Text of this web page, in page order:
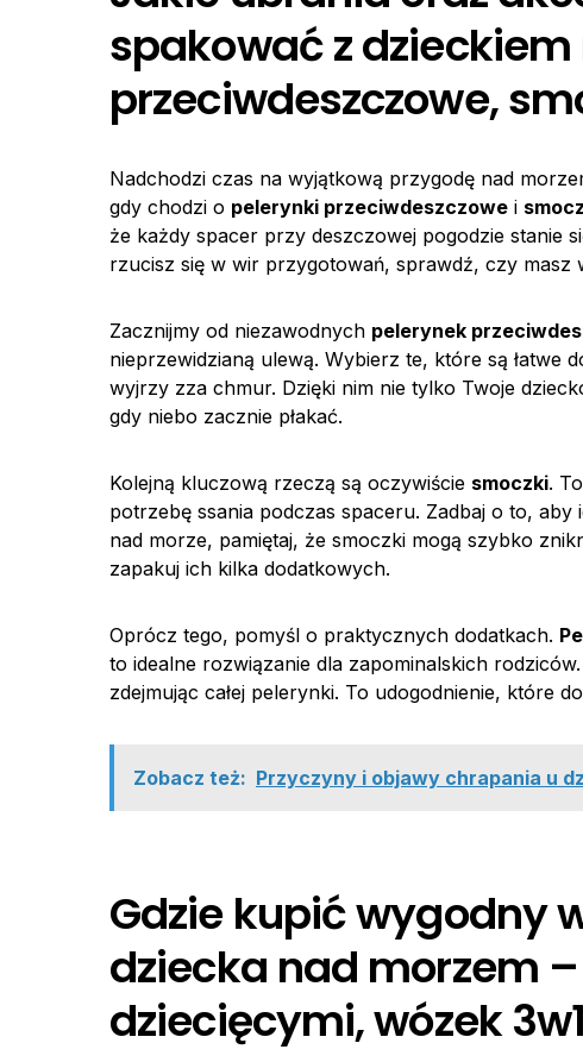
spakować z
przeciwdeszczowe,
Nadchodzi czas na wyjątkową przygodę nad
gdy chodzi o pelerynki przeciwdeszczowe i
że każdy spacer przy deszczowej pogodzie stanie
rzucisz się w wir przygotowań, sprawdź, czy masz
Zacznijmy od niezawodnych pelerynek
nieprzewidzianą ulewą. Wybierz te, które są łatwe
wyjrzy zza chmur. Dzięki nim nie tylko Twoje
gdy niebo zacznie płakać.
Kolejną kluczową rzeczą są oczywiście smoczki.
potrzebę ssania podczas spaceru. Zadbaj o to,
nad morze, pamiętaj, że smoczki mogą szybko
zapakuj ich kilka dodatkowych.
Oprócz tego, pomyśl o praktycznych dodatkach.
to idealne rozwiązanie dla zapominalskich
zdejmując całej pelerynki. To udogodnienie, które
Zobacz też: Przyczyny i objawy chrapania u
Gdzie kupić wygodny
dziecka nad morzem
dziecięcymi, wózek 3w1